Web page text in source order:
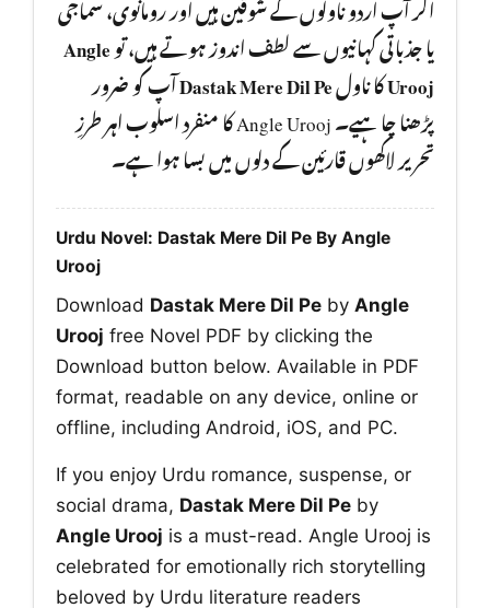
یا جذباتی کہانیوں سے لطف اندوز ہوتے ہیں، توAngle
Uroojکا ناولDastak Mere Dil Peآپ کو ضرور
پڑھنا چا ہیے۔ Angle Urooj کا منفرد اسلوب اہر طرزِ
تحریر لاکھوں قارئین کے دلوں میں بسا ہوا ہے۔
Urdu Novel: Dastak Mere Dil Pe By Angle
Urooj
Download Dastak Mere Dil Pe by Angle
Urooj free Novel PDF by clicking the
Download button below. Available in PDF
format, readable on any device, online or
offline, including Android, iOS, and PC.
If you enjoy Urdu romance, suspense, or
social drama, Dastak Mere Dil Pe by
Angle Urooj is a must-read. Angle Urooj is
celebrated for emotionally rich storytelling
beloved by Urdu literature readers